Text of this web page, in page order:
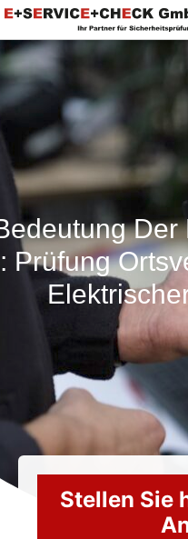
Der
Prüfung
Stellen Sie